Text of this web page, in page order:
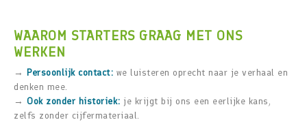
WAAROM STARTERS GRAAG MET ONS
WERKEN
→ Persoonlijk contact: we luisteren oprecht naar je verhaal en
denken mee.
→ Ook zonder historiek: je krijgt bij ons een eerlijke kans,
zelfs zonder cijfermateriaal.